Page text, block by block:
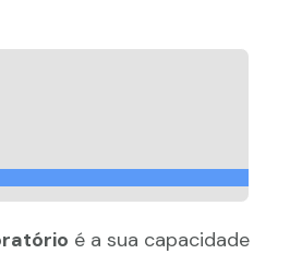
é a sua capacidade